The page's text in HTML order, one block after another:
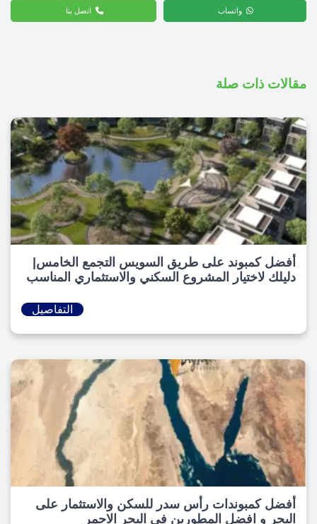
واتساب اتصل بنا
مقالات ذات صلة
أفضل كمبوند على طريق السويس التجمع الخامس|
دليلك لاختيار المشروع السكني والاستثماري المناسب
التفاصيل
أفضل كمبوندات رأس سدر للسكن والاستثمار على
البحر و افضل المطورين في البحر الاحمر